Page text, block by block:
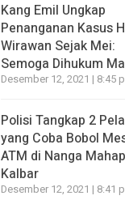
Kang Emil Ungkap
Penanganan Kasus
Wirawan Sejak Mei:
Semoga Dihukum
Desember 12, 2021 | 8:45
Polisi Tangkap 2
yang Coba Bobol
ATM di Nanga
Kalbar
Desember 12, 2021 | 8:41